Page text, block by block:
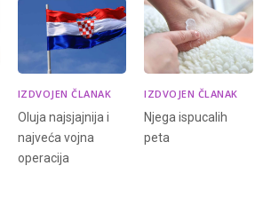
IZDVOJEN ČLANAK
Oluja najsjajnija i
najveća vojna
operacija
IZDVOJEN ČLANAK
Njega ispucalih
peta